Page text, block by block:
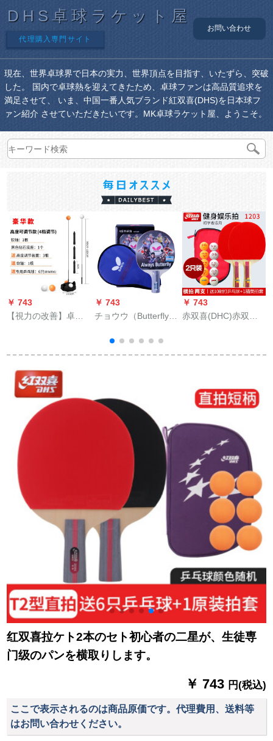
DHS卓球ラケット屋
代理購入専門サイト
お問い合わせ
現在、世界卓球界で日本の実力、世界頂点を目指す、いたずら、突破
した。 国内で卓球熱を迎えてきたため、卓球ファンは高品質追求を
満足させて、 いま、中国一番人気ブランド紅双喜(DHS)を日本球フ
ァン紹介 させていただきたいです。MK卓球ラケット屋、ようこそ。
￥ 743
【視力の改善】卓球
室内弾力軟軸にボア
をリリースします。
フィットネス機材の
シングル・ペア娯楽
家庭用豪華無写金成
人式（1.5メトル以上
の提案）
￥ 743
チョウウ（Butterfly）
品は単写のセムスの4
星の初学のTB-433の
くれたプレゼントし
ます。
￥ 743
赤双喜(DHC)赤双喜
红双喜拉ケト2本のセト初心者の二星が、生徒専
门级のパンを横取りします。
￥ 743 円(税込)
ここで表示されるのは商品原価です。代理費用、送料等
はお問い合わせください。